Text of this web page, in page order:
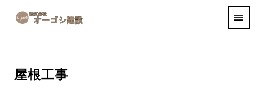
手しごと
屋根工事